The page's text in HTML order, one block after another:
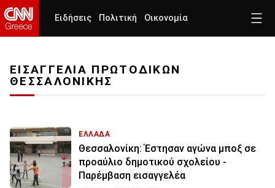
Ειδήσεις Πολιτική Οικονομία
ΕΙΣΑΓΓΕΛΙΑ ΠΡΩΤΟΔΙΚΩΝ
ΘΕΣΣΑΛΟΝΙΚΗΣ
ΕΛΛΑΔΑ
Θεσσαλονίκη: Έστησαν αγώνα μποξ σε
προαύλιο δημοτικού σχολείου -
Παρέμβαση εισαγγελέα